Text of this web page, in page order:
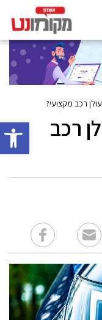
פתח
רכב מקצועי?
רכב